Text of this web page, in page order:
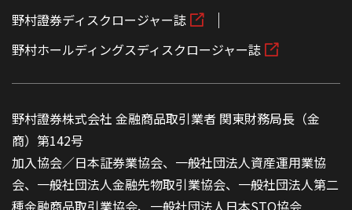
野村證券ディスクロージャー誌
野村ホールディングスディスクロージャー誌
野村證券株式会社 金融商品取引業者 関東財務局長（金
商）第142号
加入協会／日本証券業協会、一般社団法人資産運用業協
会、一般社団法人金融先物取引業協会、一般社団法人第二